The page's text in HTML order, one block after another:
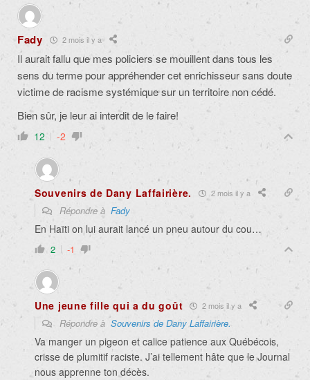
Fady 2 mois il y a
Il aurait fallu que mes policiers se mouillent dans tous les
sens du terme pour appréhender cet enrichisseur sans doute
victime de racisme systémique sur un territoire non cédé.
Bien sûr, je leur ai interdit de le faire!
12 -2
Souvenirs de Dany Laffairière. 2 mois il y a
Répondre à Fady
En Haïti on lui aurait lancé un pneu autour du cou…
2 -1
Une jeune fille qui a du goût 2 mois il y a
Répondre à Souvenirs de Dany Laffairière.
Va manger un pigeon et calice patience aux Québécois,
crisse de plumitif raciste. J’ai tellement hâte que le Journal
nous apprenne ton décès.